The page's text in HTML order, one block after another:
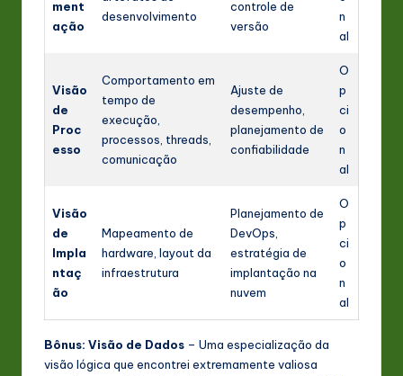
ment
ação
desenvolvimento
controle de
versão
n
al
Visão
de
Proc
esso
Comportamento em
tempo de
execução,
processos, threads,
comunicação
Ajuste de
desempenho,
planejamento de
confiabilidade
O
p
ci
o
n
al
Visão
de
Impla
ntaç
ão
Mapeamento de
hardware, layout da
infraestrutura
Planejamento de
DevOps,
estratégia de
implantação na
nuvem
O
p
ci
o
n
al
Bônus: Visão de Dados – Uma especialização da
visão lógica que encontrei extremamente valiosa